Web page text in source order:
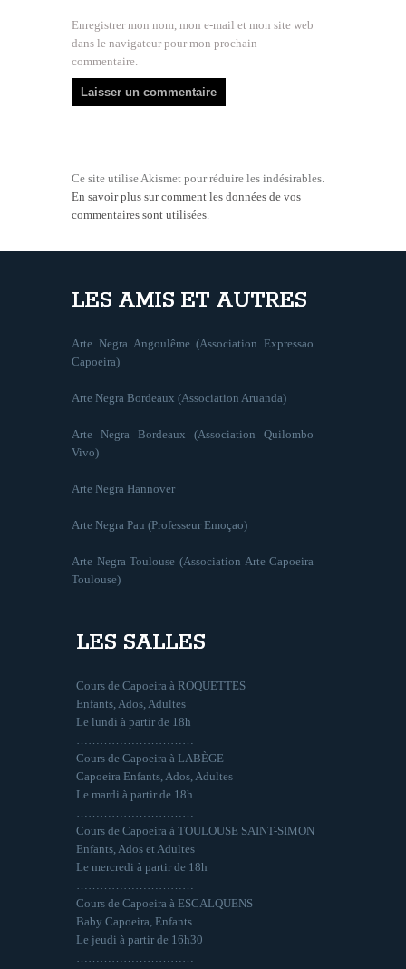
Enregistrer mon nom, mon e-mail et mon site web
dans le navigateur pour mon prochain
commentaire.
Ce site utilise Akismet pour réduire les indésirables.
En savoir plus sur comment les données de vos
commentaires sont utilisées
LES AMIS ET AUTRES
Arte Negra Angoulême (Association Expressao
Capoeira)
Arte Negra Bordeaux (Association Aruanda)
Arte Negra Bordeaux (Association Quilombo
Vivo)
Arte Negra Hannover
Arte Negra Pau (Professeur Emoçao)
Arte Negra Toulouse (Association Arte Capoeira
Toulouse)
LES SALLES
Cours de Capoeira à ROQUETTES
Enfants, Ados, Adultes
Le lundi à partir de 18h
Cours de Capoeira à LABÈGE
Capoeira Enfants, Ados, Adultes
Le mardi à partir de 18h
Cours de Capoeira à TOULOUSE SAINT-SIMON
Enfants, Ados et Adultes
Le mercredi à partir de 18h
Cours de Capoeira à ESCALQUENS
Baby Capoeira, Enfants
Le jeudi à partir de 16h30